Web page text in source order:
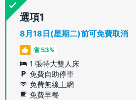
選項
8月18日(星期二)前可免費取消
省 53%
1 張特大雙人床
免費自助停車
免費無線上網
免費早餐